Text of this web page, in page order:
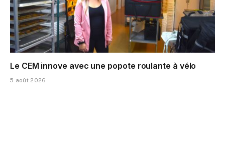
Le CEM innove avec une popote roulante à vélo
5 août 2026